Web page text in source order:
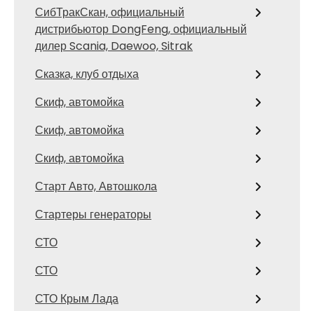
СибТракСкан, официальный
дистрибьютор DongFeng, официальный
дилер Scania, Daewoo, Sitrak
Сказка, клуб отдыха
Скиф, автомойка
Скиф, автомойка
Скиф, автомойка
Старт Авто, Автошкола
Стартеры генераторы
СТО
СТО
СТО Крым Лада